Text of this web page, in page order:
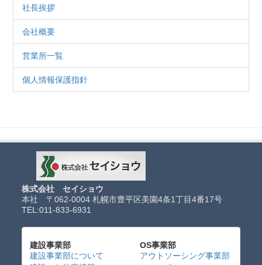
社長挨拶
会社概要
営業所一覧
個人情報保護指針
株式会社 セイショウ
本社 〒062-0004 札幌市豊平区美園4条1丁目4番17号
TEL:011-833-6931
建設事業部
建設事業部について
OS事業部
アウトソーシング事業部